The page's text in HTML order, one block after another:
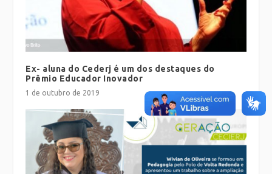
Ex- aluna do Cederj é um dos destaques do
Prêmio Educador Inovador
1 de outubro de 2019